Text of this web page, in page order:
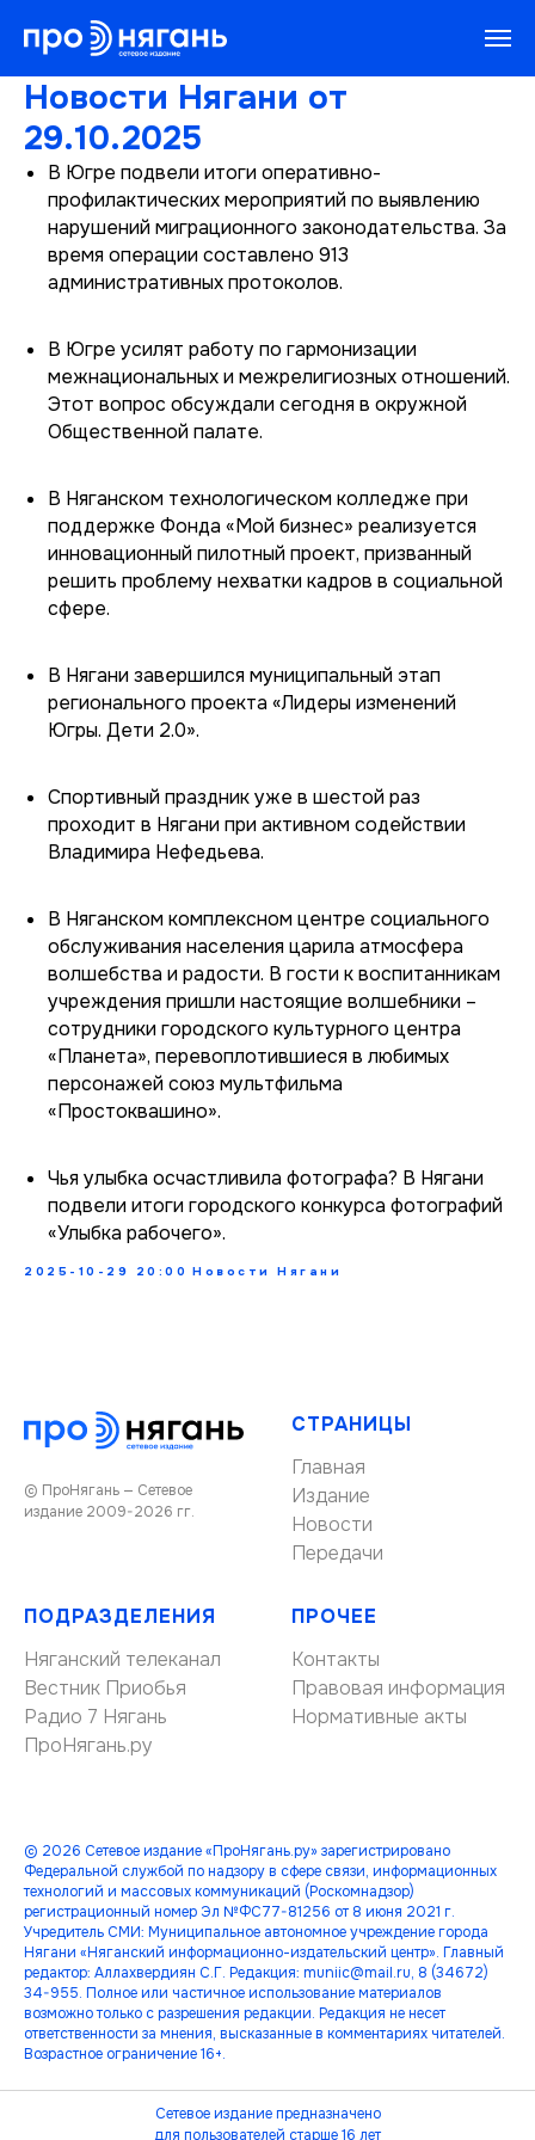
Новости Нягани от
29.10.2025
В Югре подвели итоги оперативно-
профилактических мероприятий по выявлению
нарушений миграционного законодательства. За
время операции составлено 913
административных протоколов.
В Югре усилят работу по гармонизации
межнациональных и межрелигиозных отношений.
Этот вопрос обсуждали сегодня в окружной
Общественной палате.
В Няганском технологическом колледже при
поддержке Фонда «Мой бизнес» реализуется
инновационный пилотный проект, призванный
решить проблему нехватки кадров в социальной
сфере.
В Нягани завершился муниципальный этап
регионального проекта «Лидеры изменений
Югры. Дети 2.0».
Спортивный праздник уже в шестой раз
проходит в Нягани при активном содействии
Владимира Нефедьева.
В Няганском комплексном центре социального
обслуживания населения царила атмосфера
волшебства и радости. В гости к воспитанникам
учреждения пришли настоящие волшебники –
сотрудники городского культурного центра
«Планета», перевоплотившиеся в любимых
персонажей союз мультфильма
«Простоквашино».
Чья улыбка осчастливила фотографа? В Нягани
подвели итоги городского конкурса фотографий
«Улыбка рабочего».
2025-10-29 20:00 Новости Нягани
© ПроНягань — Сетевое
издание 2009-2026 гг.
СТРАНИЦЫ
Главная
Издание
Новости
Передачи
ПОДРАЗДЕЛЕНИЯ
Няганский телеканал
Вестник Приобья
Радио 7 Нягань
ПроНягань.ру
ПРОЧЕЕ
Контакты
Правовая информация
Нормативные акты
© 2026 Сетевое издание «ПроНягань.ру» зарегистрировано
Федеральной службой по надзору в сфере связи, информационных
технологий и массовых коммуникаций (Роскомнадзор)
регистрационный номер Эл №ФС77-81256 от 8 июня 2021 г.
Учредитель СМИ: Муниципальное автономное учреждение города
Нягани «Няганский информационно-издательский центр». Главный
редактор: Аллахвердиян С.Г. Редакция: muniic@mail.ru, 8 (34672)
34-955. Полное или частичное использование материалов
возможно только с разрешения редакции. Редакция не несет
ответственности за мнения, высказанные в комментариях читателей.
Возрастное ограничение 16+.
Сетевое издание предназначено
для пользователей старше 16 лет